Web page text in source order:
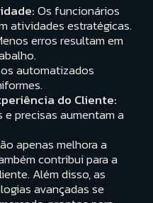
Os funcionários
atividades estratégicas.
erros resultam em
automatizados
do Cliente:
precisas aumentam a
apenas melhora a
contribui para a
Além disso, as
avançadas se